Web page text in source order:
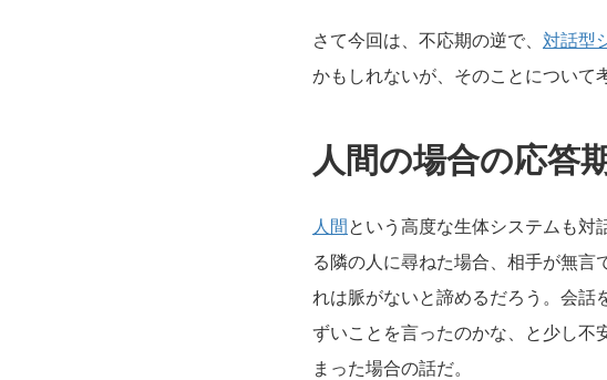
さて今回は、不応期の逆で、 対話型
かもしれないが、そのことについて
人間の場合の応答
人間という高度な生体システムも対
る隣の人に尋ねた場合、相手が無言
れは脈がないと諦めるだろう。会話
ずいことを言ったのかな、と少し不
まった場合の話だ。